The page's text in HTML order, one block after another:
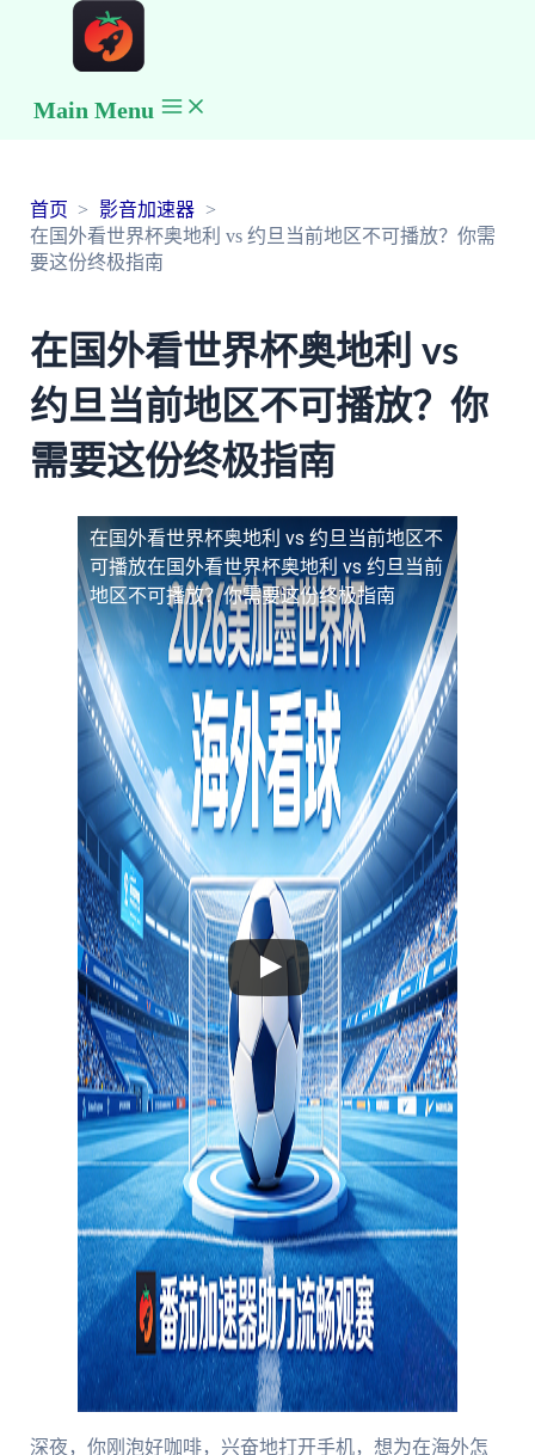
Main Menu
首页
影音加速器
在国外看世界杯奥地利 vs 约旦当前地区不可播放？你需
要这份终极指南
在国外看世界杯奥地利 vs
约旦当前地区不可播放？你
需要这份终极指南
在国外看世界杯奥地利 vs 约旦当前地区不
可播放在国外看世界杯奥地利 vs 约旦当前
地区不可播放？你需要这份终极指南
深夜，你刚泡好咖啡，兴奋地打开手机，想为在海外怎